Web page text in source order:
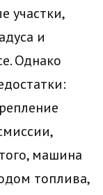
участки,
и
Однако
машина
топлива,